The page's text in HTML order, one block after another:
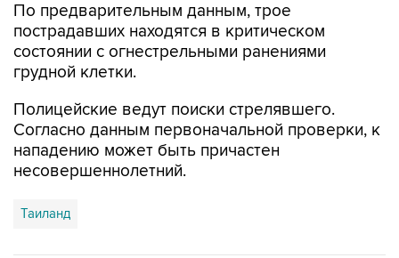
По предварительным данным, трое
пострадавших находятся в критическом
состоянии с огнестрельными ранениями
грудной клетки.
Полицейские ведут поиски стрелявшего.
Согласно данным первоначальной проверки, к
нападению может быть причастен
несовершеннолетний.
Таиланд